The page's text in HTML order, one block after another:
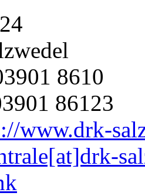
8610
86123
www.drk-